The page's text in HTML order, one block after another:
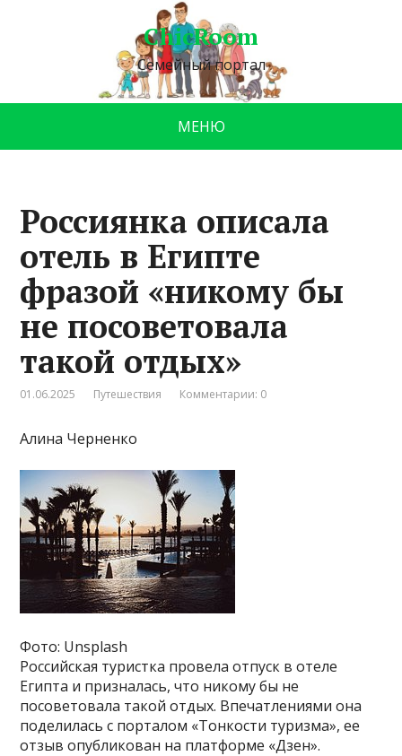
ChicRoom
Семейный портал
МЕНЮ
Россиянка описала
отель в Египте
фразой «никому бы
не посоветовала
такой отдых»
01.06.2025 Путешествия Комментарии: 0
Алина Черненко
Фото: Unsplash
Российская туристка провела отпуск в отеле
Египта и призналась, что никому бы не
посоветовала такой отдых. Впечатлениями она
поделилась с порталом «Тонкости туризма», ее
отзыв опубликован на платформе «Дзен».